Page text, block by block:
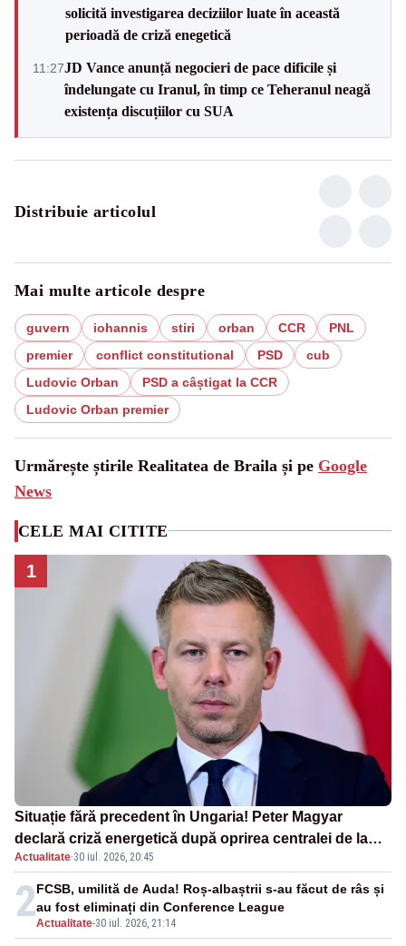
solicită investigarea deciziilor luate în această
perioadă de criză enegetică
11:27JD Vance anunță negocieri de pace dificile și
îndelungate cu Iranul, în timp ce Teheranul neagă
existența discuțiilor cu SUA
Distribuie articolul
Mai multe articole despre
guvern iohannis stiri orban CCR
PNL
premier
conflict constitutional PSD
cub
Ludovic Orban
PSD a câștigat la CCR
Ludovic Orban premier
Urmărește știrile Realitatea de Braila și pe Google
News
CELE MAI CITITE
1
Situație fără precedent în Ungaria! Peter Magyar
declară criză energetică după oprirea centralei de la
Paks
Actualitate·30 iul. 2026, 20:45
2Actualitate-30 iul. 2026, 21:14
FCSB, umilită de Auda! Roș-albaștrii s-au făcut de râs și
au fost eliminați din Conference League